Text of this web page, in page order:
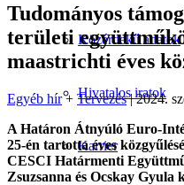
Közérdekű adatok
Hivatalos iratok
Karrier
Tudományos
területi
maastrichti éves
Egyéb hír+ Tervezés| 2024.
A Határon Átnyúló Euro-
25-én tartotta éves
CESCI Határmenti
Zsuzsanna és Ocskay Gyula